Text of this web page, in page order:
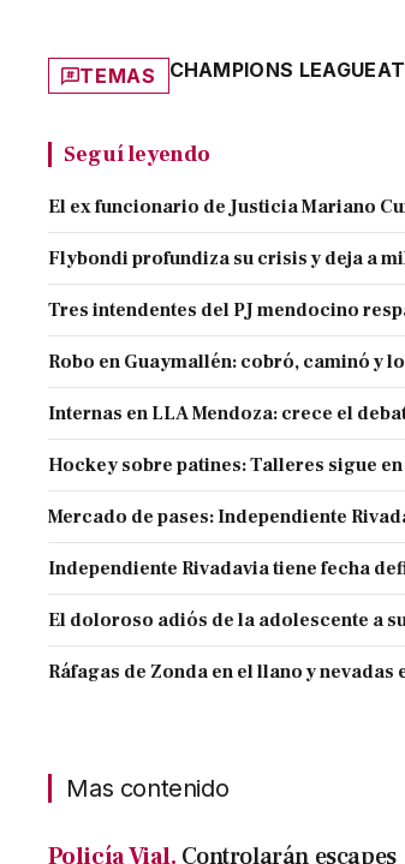
TEMAS CHAMPIONS LEAGUE
Seguí leyendo
El ex funcionario de Justicia Mariano
Flybondi profundiza su crisis y deja a
Tres intendentes del PJ mendocino
Robo en Guaymallén: cobró, caminó y
Internas en LLA Mendoza: crece el
Hockey sobre patines: Talleres sigue
Mercado de pases: Independiente
Independiente Rivadavia tiene fecha
El doloroso adiós de la adolescente a
Ráfagas de Zonda en el llano y nevadas
Mas contenido
Policía Vial. Controlarán escapes